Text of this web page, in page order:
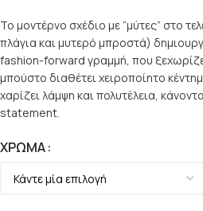
Το μοντέρνο σχέδιο με “μύτες” στο
πλάγια και μυτερό μπροστά)
fashion-forward γραμμή, που
μπούστο διαθέτει χειροποίητο
χαρίζει λάμψη και πολυτέλεια,
statement.
ΧΡΏΜΑ